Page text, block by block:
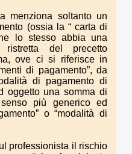
menziona soltanto un
(ossia la “ carta di
lo stesso abbia una
ristretta del precetto
ove ci si riferisce in
di pagamento”, da
di pagamento di
oggetto una somma di
più generico ed
o “modalità di
professionista il rischio